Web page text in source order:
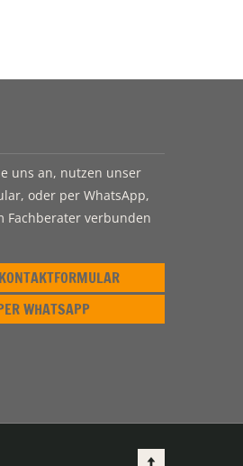
uns an, nutzen unser
oder per WhatsApp,
Fachberater verbunden
WHATSAPP